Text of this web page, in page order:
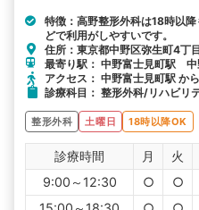
特徴：高野整形外科は18時以
どで利用がしやすいです。
住所：東京都中野区弥生町4丁
最寄り駅： 中野富士見町駅
アクセス： 中野富士見町駅 か
診療科目： 整形外科/リハビリ
整形外科 土曜日 18時以降OK
診療時間 月 火
9:00～12:30
○ ○